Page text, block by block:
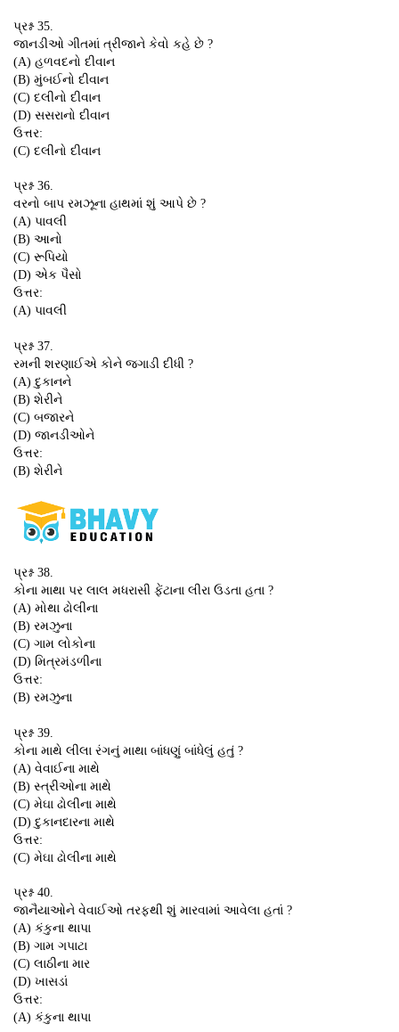
પ્રશ્ન 35.
જાનડીઓ ગીતમાં ત્રીજાને કેવો કહે છે ?
(A) હળવદનો દીવાન
(B) મુંબઈનો દીવાન
(C) દલીનો દીવાન
(D) સસરાનો દીવાન
ઉત્તર:
(C) દલીનો દીવાન
પ્રશ્ન 36.
વરનો બાપ રમઝૂના હાથમાં શું આપે છે ?
(A) પાવલી
(B) આનો
(C) રૂપિયો
(D) એક પૈસો
ઉત્તર:
(A) પાવલી
પ્રશ્ન 37.
રમની શરણાઈએ કોને જગાડી દીધી ?
(A) દુકાનને
(B) શેરીને
(C) બજારને
(D) જાનડીઓને
ઉત્તર:
(B) શેરીને
પ્રશ્ન 38.
કોના માથા પર લાલ મધરાસી ફેંટાના લીરા ઉડતા હતા ?
(A) મોથા ઢોલીના
(B) રમઝુના
(C) ગામ લોકોના
(D) મિત્રમંડળીના
ઉત્તર:
(B) રમઝુના
પ્રશ્ન 39.
કોના માથે લીલા રંગનું માથા બાંધણું બાંધેલું હતું ?
(A) વેવાઈના માથે
(B) સ્ત્રીઓના માથે
(C) મેઘા ઢોલીના માથે
(D) દુકાનદારના માથે
ઉત્તર:
(C) મેઘા ઢોલીના માથે
પ્રશ્ન 40.
જાનૈયાઓને વેવાઈઓ તરફથી શું મારવામાં આવેલા હતાં ?
(A) કંકુના થાપા
(B) ગામ ગપાટા
(C) લાઠીના માર
(D) ખાસડાં
ઉત્તર:
(A) કંકુના થાપા